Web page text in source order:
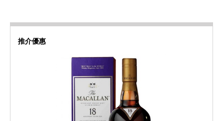
推介優惠